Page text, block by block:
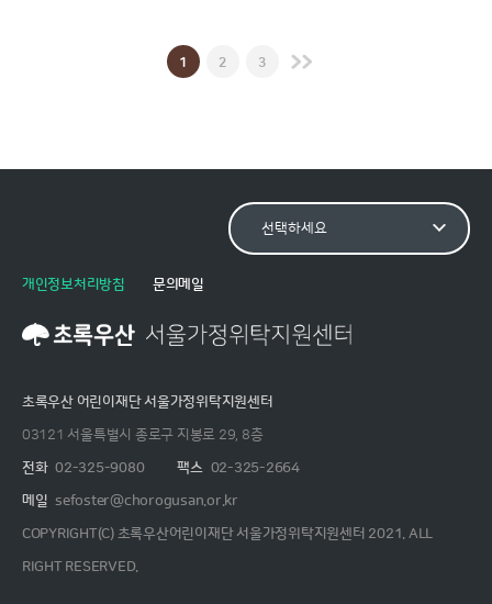
1 2 3
개인정보처리방침 문의메일
초록우산 어린이재단 서울가정위탁지원센터
03121 서울특별시 종로구 지봉로 29, 8층
전화 02-325-9080 팩스 02-325-2664
메일 sefoster@chorogusan.or.kr
COPYRIGHT(C) 초록우산어린이재단 서울가정위탁지원센터 2021. ALL
RIGHT RESERVED.